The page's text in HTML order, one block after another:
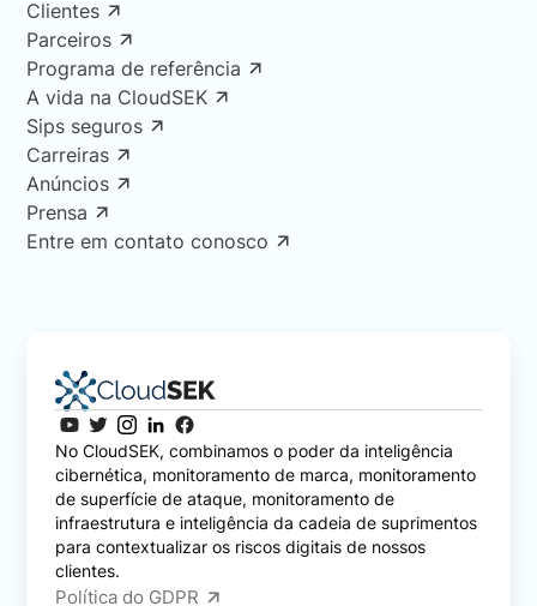
Clientes
Parceiros
Programa de referência
A vida na CloudSEK
Sips seguros
Carreiras
Anúncios
Prensa
Entre em contato conosco
No CloudSEK, combinamos o poder da inteligência
cibernética, monitoramento de marca, monitoramento
de superfície de ataque, monitoramento de
infraestrutura e inteligência da cadeia de suprimentos
para contextualizar os riscos digitais de nossos
clientes.
Política do GDPR